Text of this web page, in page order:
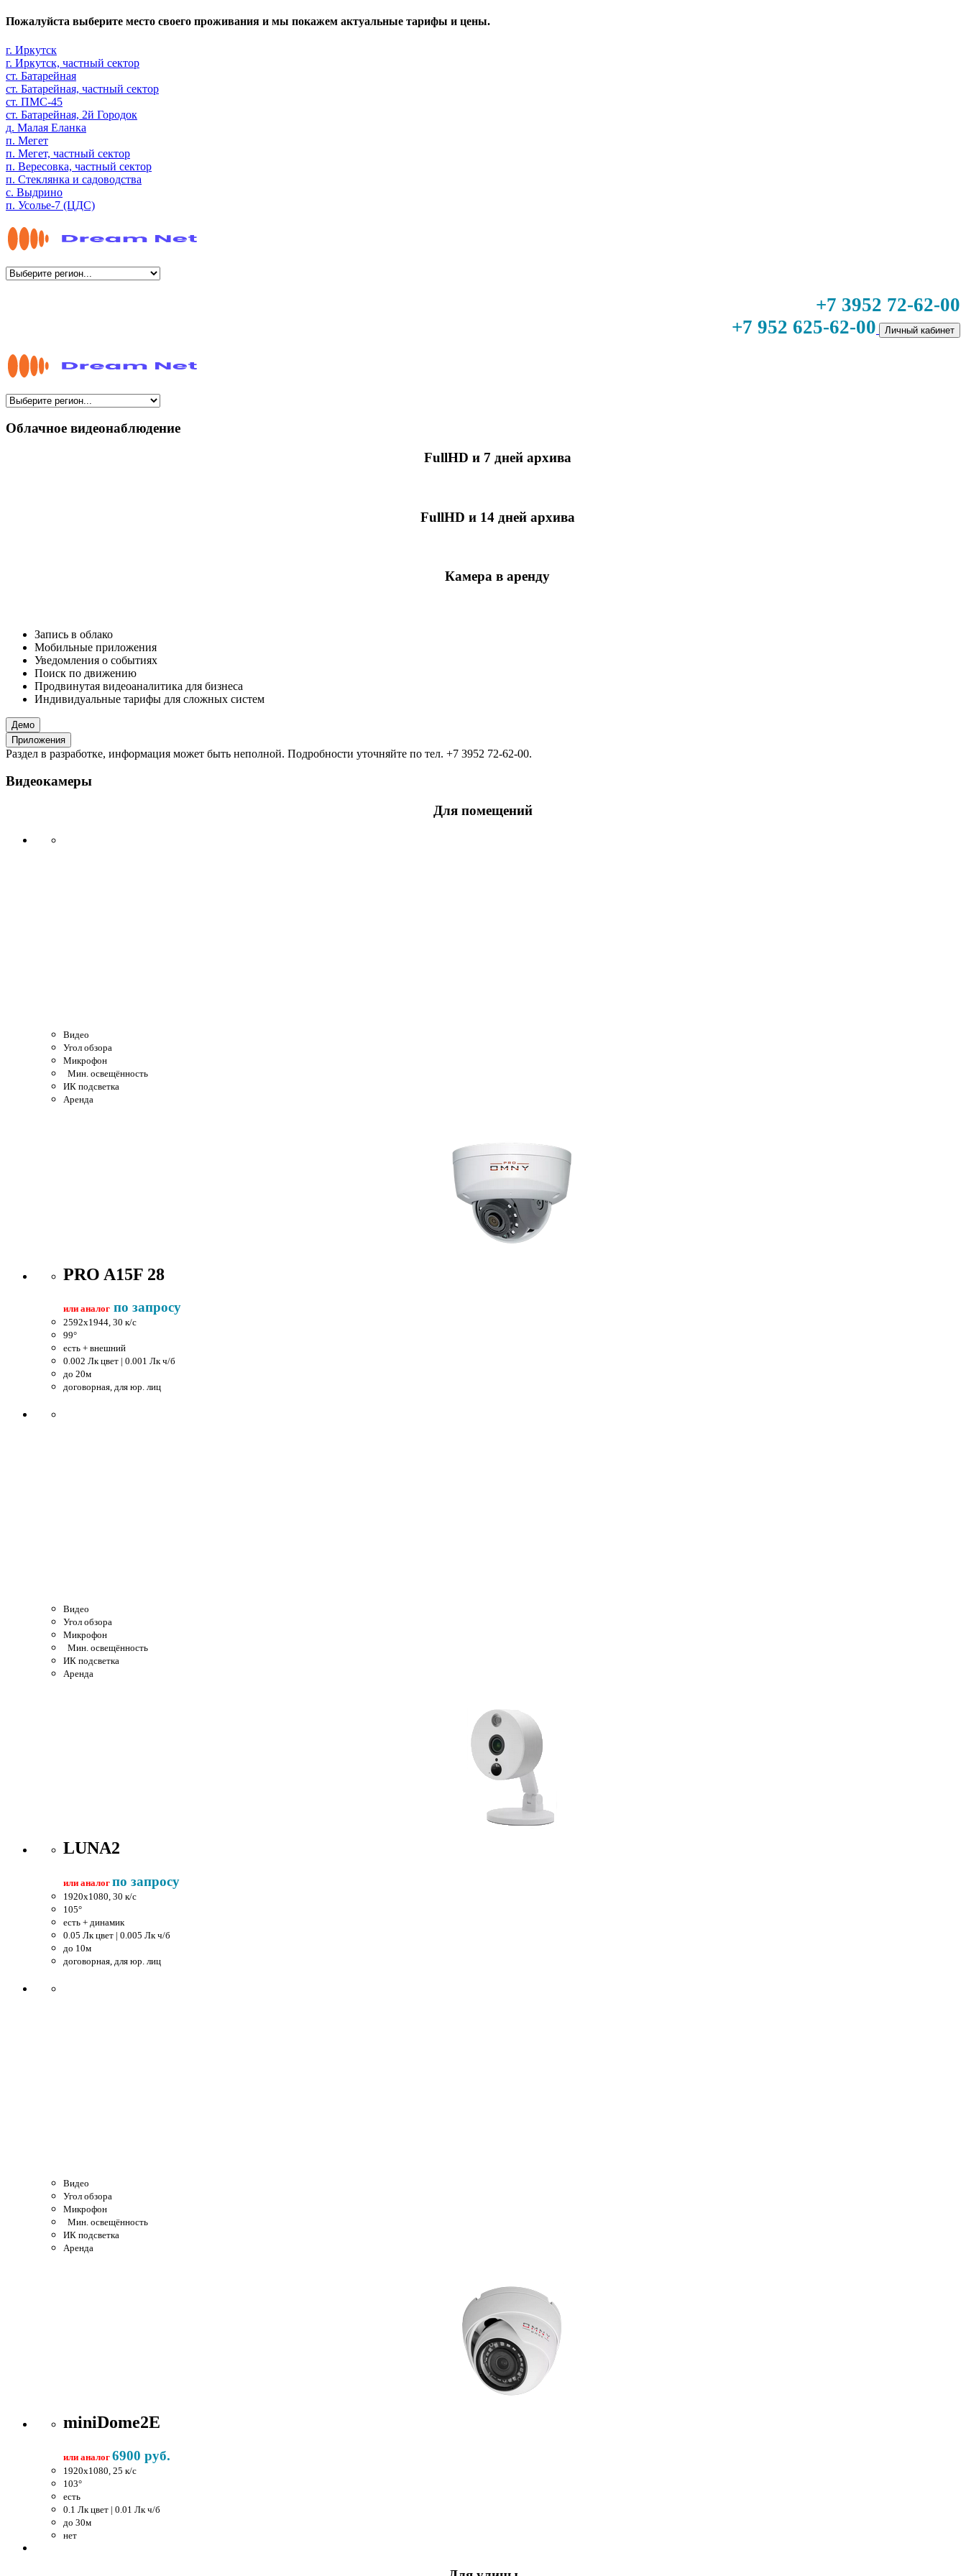
Пожалуйста выберите место своего проживания и мы покажем актуальные тарифы и цены.
г. Иркутск
г. Иркутск, частный сектор
ст. Батарейная
ст. Батарейная, частный сектор
ст. ПМС-45
ст. Батарейная, 2й Городок
д. Малая Еланка
п. Мегет
п. Мегет, частный сектор
п. Вересовка, частный сектор
п. Стеклянка и садоводства
с. Выдрино
п. Усолье-7 (ЦДС)
+7 3952 72-62-00
+7 952 625-62-00
Личный кабинет
Облачное видеонаблюдение
FullHD и 7 дней архива
FullHD и 14 дней архива
Камера в аренду
Запись в облако
Мобильные приложения
Уведомления о событиях
Поиск по движению
Продвинутая видеоаналитика для бизнеса
Индивидуальные тарифы для сложных систем
Демо
Приложения
Раздел в разработке, информация может быть неполной. Подробности уточняйте по тел. +7 3952 72-62-00.
Видеокамеры
Для помещений
Видео
Угол обзора
Микрофон
Мин. освещённость
ИК подсветка
Аренда
PRO A15F 28
или аналог по запросу
2592x1944, 30 к/c
99°
есть + внешний
0.002 Лк цвет | 0.001 Лк ч/б
до 20м
договорная, для юр. лиц
Видео
Угол обзора
Микрофон
Мин. освещённость
ИК подсветка
Аренда
LUNA2
или аналог по запросу
1920x1080, 30 к/c
105°
есть + динамик
0.05 Лк цвет | 0.005 Лк ч/б
до 10м
договорная, для юр. лиц
Видео
Угол обзора
Микрофон
Мин. освещённость
ИК подсветка
Аренда
miniDome2E
или аналог 6900 руб.
1920x1080, 25 к/c
103°
есть
0.1 Лк цвет | 0.01 Лк ч/б
до 30м
нет